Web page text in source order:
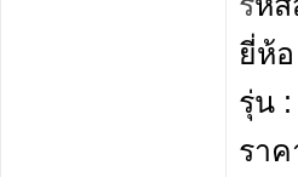
ยี่ห้อ
รุ่น :
ราค